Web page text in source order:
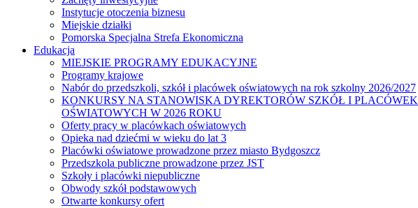
Instytucje otoczenia biznesu
Miejskie działki
Pomorska Specjalna Strefa Ekonomiczna
Edukacja
MIEJSKIE PROGRAMY EDUKACYJNE
Programy krajowe
Nabór do przedszkoli, szkół i placówek oświatowych na rok szkolny 2026/2027
KONKURSY NA STANOWISKA DYREKTORÓW SZKÓŁ I PLACÓWEK
OŚWIATOWYCH W 2026 ROKU
Oferty pracy w placówkach oświatowych
Opieka nad dziećmi w wieku do lat 3
Placówki oświatowe prowadzone przez miasto Bydgoszcz
Przedszkola publiczne prowadzone przez JST
Szkoły i placówki niepubliczne
Obwody szkół podstawowych
Otwarte konkursy ofert